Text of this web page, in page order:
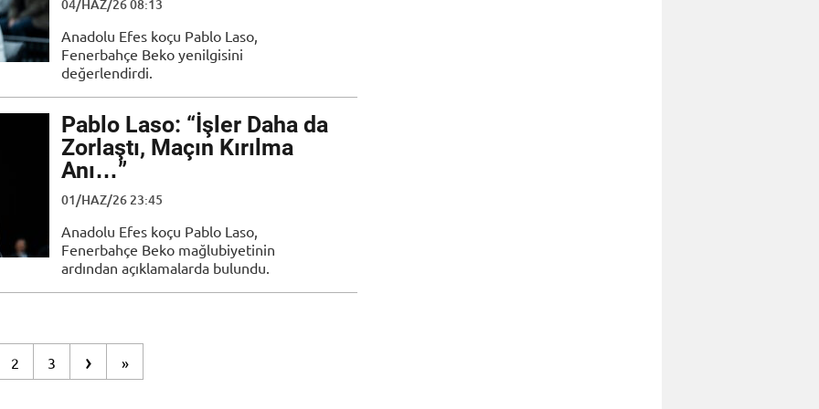
04/HAZ/26 08:13
Anadolu Efes koçu Pablo Laso,
Fenerbahçe Beko yenilgisini
değerlendirdi.
Pablo Laso: “İşler Daha da
Zorlaştı, Maçın Kırılma
Anı…”
01/HAZ/26 23:45
Anadolu Efes koçu Pablo Laso,
Fenerbahçe Beko mağlubiyetinin
ardından açıklamalarda bulundu.
2 3 › »